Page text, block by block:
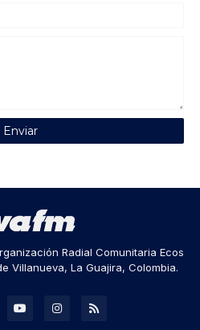
Radial Comunitaria Ecos
Villanueva, La Guajira, Colombia.